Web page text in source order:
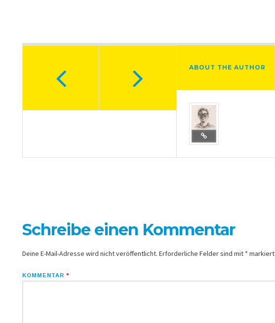
ABOUT THE AUTHOR
Schreibe einen Kommentar
Deine E-Mail-Adresse wird nicht veröffentlicht. Erforderliche Felder sind mit * markiert
KOMMENTAR *